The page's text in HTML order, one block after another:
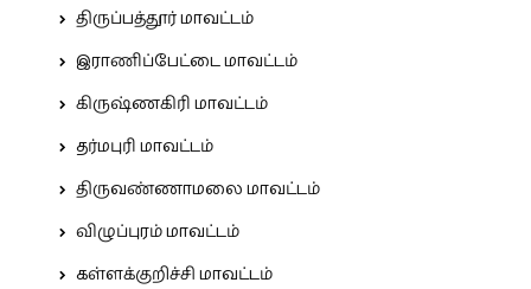
திருப்பத்தூர் மாவட்டம்
இராணிப்பேட்டை மாவட்டம்
கிருஷ்ணகிரி மாவட்டம்
தர்மபுரி மாவட்டம்
திருவண்ணாமலை மாவட்டம்
விழுப்புரம் மாவட்டம்
கள்ளக்குறிச்சி மாவட்டம்